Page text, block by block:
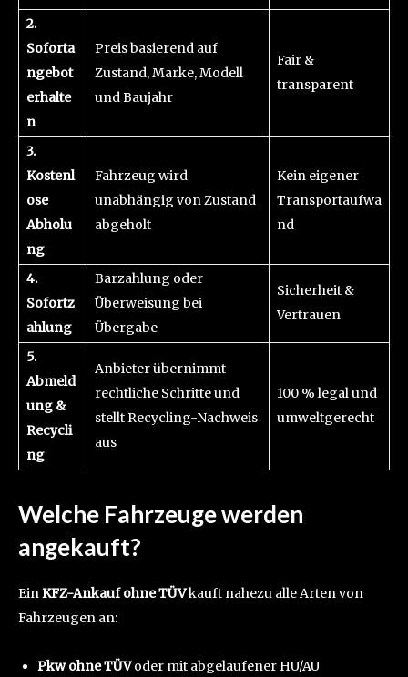
2.
Soforta
ngebot
erhalte
n
Preis basierend auf
Zustand, Marke, Modell
und Baujahr
Fair &
transparent
3.
Kostenl
ose
Abholu
ng
Fahrzeug wird
unabhängig von Zustand
abgeholt
Kein eigener
Transportaufwa
nd
4.
Sofortz
ahlung
Barzahlung oder
Überweisung bei
Übergabe
Sicherheit &
Vertrauen
5.
Abmeld
ung &
Recycli
ng
Anbieter übernimmt
rechtliche Schritte und
stellt Recycling-Nachweis
aus
100 % legal und
umweltgerecht
Welche Fahrzeuge werden
angekauft?
EinKFZ-Ankauf ohne TÜVkauft nahezu alle Arten von
Fahrzeugen an:
Pkw ohne TÜVoder mit abgelaufener HU/AU